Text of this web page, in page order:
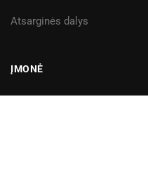
Atsarginės dalys
ĮMONĖ